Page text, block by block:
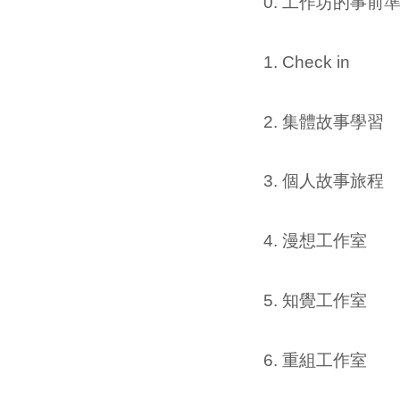
1. Check in
2. 集體故事學習
3. 個人故事旅程
4. 漫想工作室
5. 知覺工作室
6. 重組工作室